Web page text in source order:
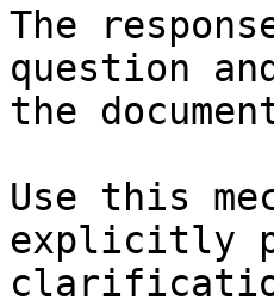
The
question
the
Use this
explicitly